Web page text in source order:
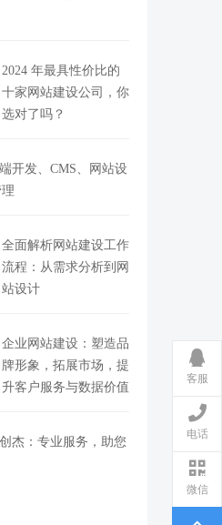
2024 年最具性价比的
十家网站建设公司，你
选对了吗？
开发、CMS、网站设
全面解析网站建设工作
流程：从需求分析到网
站设计
企业网站建设：塑造品
牌形象，拓展市场，提
升客户服务与数据价值
杰：专业服务，助您
客服
电话
微信